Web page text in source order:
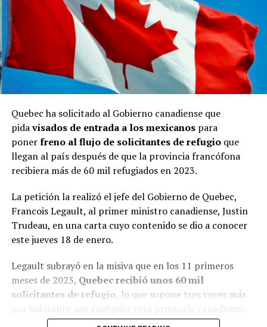
Quebec ha solicitado al Gobierno canadiense que
pidavisados de entrada a los mexicanospara
ponerfreno al flujo de solicitantes de refugioque
llegan al país después de que la provincia francófona
recibiera más de 60 mil refugiados en 2023.
La petición la realizó el jefe del Gobierno de Quebec,
Francois Legault, al primer ministro canadiense, Justin
Trudeau, en una carta cuyo contenido se dio a conocer
este jueves 18 de enero.
Legault subrayó en la misiva que en los 11 primeros
meses de 2023, Quebec recibió unos 60 mil
solicitantes de refugio, lo que supone tres veces más